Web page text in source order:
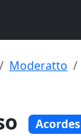
Moderatto
Acordes